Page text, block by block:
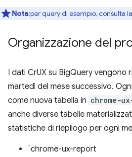
Nota:per query di esempio, consulta la
Organizzazione del
I dati CrUX su BigQuery vengono
martedì del mese successivo.
come nuova tabella in chrome-
anche diverse tabelle
statistiche di riepilogo per ogni
`chrome-ux-report